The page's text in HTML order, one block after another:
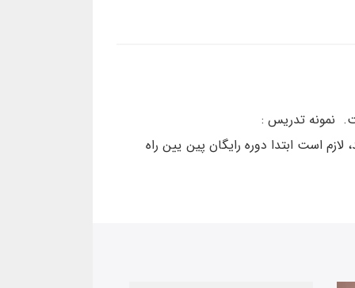
لازم است ابتدا دوره رایگان پین یین راه